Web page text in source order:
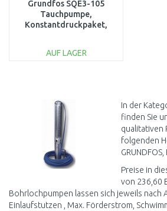
Grundfos SQE3-105
Tauchpumpe,
Konstantdruckpaket,
AUF LAGER
Vergleichen
In der
finden Sie
qualitativen
folgenden
Preise in
von 236,60
Bohrlochpumpen lassen sich jeweils nach
Einlaufstutzen , Max. Förderstrom,